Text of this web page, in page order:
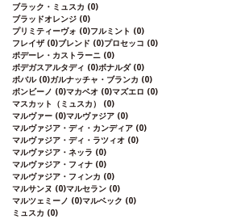
ブラック・ミュスカ (0)
ブラッドオレンジ (0)
プリミティーヴォ (0)フルミント (0)
フレイザ (0)ブレンド (0)プロセッコ (0)
ポデーレ・カストラーニ (0)
ボデガスアルタディ (0)ボナルダ (0)
ボバル (0)ガルナッチャ・ブランカ (0)
ボンビーノ (0)マカベオ (0)マズエロ (0)
マスカット（ミュスカ） (0)
マルヴァー (0)マルヴァジア (0)
マルヴァジア・ディ・カンディア (0)
マルヴァジア・ディ・ラツィオ (0)
マルヴァジア・ネッラ (0)
マルヴァジア・フィナ (0)
マルヴァジア・フィンカ (0)
マルサンヌ (0)マルセラン (0)
マルツェミーノ (0)マルベック (0)
ミュスカ (0)